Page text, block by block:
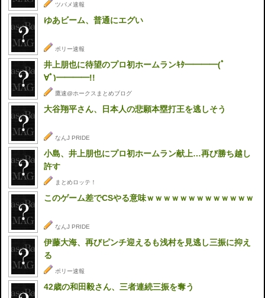
ツバメ速報
ゆあビーム、普通にエグい
ポリー速報
井上朋也に待望のプロ初ホームランｷﾀ━━━━(ﾟ
∀ﾟ)━━━━!!
鷹速@ホークスまとめブログ
大谷翔平さん、日本人の悲願本塁打王を逃しそう
なんJ PRIDE
小島、井上朋也にプロ初ホームラン献上…再び勝ち越し
許す
まとめロッテ！
このゲーム差でCSやる意味ｗｗｗｗｗｗｗｗｗｗｗｗｗ
なんJ PRIDE
伊藤大海、再びピンチ迎えるも浅村を見逃し三振に抑え
る
ポリー速報
42歳の和田毅さん、三者連続三振を奪う